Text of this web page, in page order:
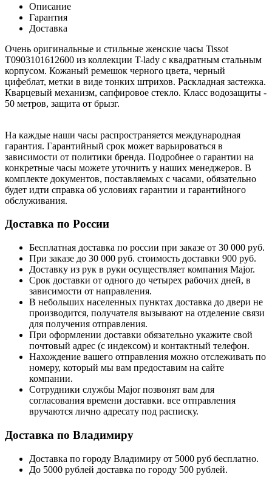
Описание
Гарантия
Доставка
Очень оригинальные и стильные женские часы Tissot
T0903101612600 из коллекции T-lady с квадратным стальным
корпусом. Кожаный ремешок черного цвета, черный
цифеблат, метки в виде тонких штрихов. Раскладная застежка.
Кварцевый механизм, сапфировое стекло. Класс водозащиты -
50 метров, защита от брызг.
На каждые наши часы распространяется международная
гарантия. Гарантийный срок может варьироваться в
зависимости от политики бренда. Подробнее о гарантии на
конкретные часы можете уточнить у наших менеджеров. В
комплекте документов, поставляемых с часами, обязательно
будет идти справка об условиях гарантии и гарантийного
обслуживания.
Доставка по России
Бесплатная доставка по россии при заказе от 30 000 руб.
При заказе до 30 000 руб. стоимость доставки 900 руб.
Доставку из рук в руки осуществляет компания Major.
Срок доставки от одного до четырех рабочих дней, в
зависимости от направления.
В небольших населенных пунктах доставка до двери не
производится, получателя вызывают на отделение связи
для получения отправления.
При оформлении доставки обязательно укажите свой
почтовый адрес (с индексом) и контактный телефон.
Нахождение вашего отправления можно отслеживать по
номеру, который мы вам предоставим на сайте
компании.
Сотрудники службы Major позвонят вам для
согласования времени доставки. все отправления
вручаются лично адресату под расписку.
Доставка по Владимиру
Доставка по городу Владимиру от 5000 руб бесплатно.
До 5000 рублей доставка по городу 500 рублей.